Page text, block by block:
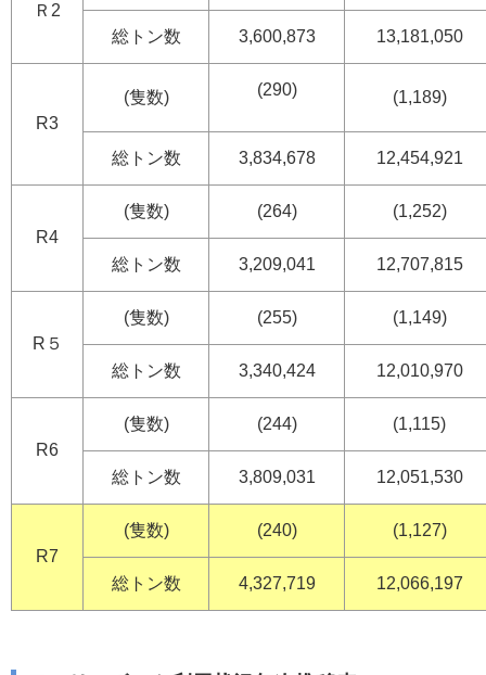
Ｒ2
総トン数 3,600,873 13,181,050
R3
(隻数) (290) (1,189)
総トン数 3,834,678 12,454,921
R4
(隻数) (264) (1,252)
総トン数 3,209,041 12,707,815
R５
(隻数) (255) (1,149)
総トン数 3,340,424 12,010,970
R6
(隻数) (244) (1,115)
総トン数 3,809,031 12,051,530
R7
(隻数) (240) (1,127)
総トン数 4,327,719 12,066,197